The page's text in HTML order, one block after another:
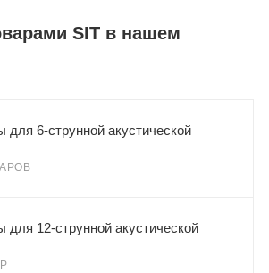
SIT в нашем
для 6-струнной акустической
для 12-струнной акустической